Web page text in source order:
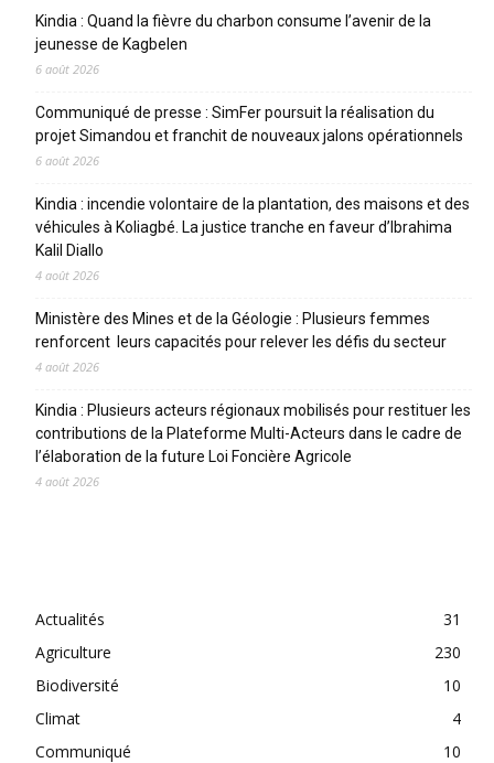
Kindia : Quand la fièvre du charbon consume l’avenir de la
jeunesse de Kagbelen
6 août 2026
Communiqué de presse : SimFer poursuit la réalisation du
projet Simandou et franchit de nouveaux jalons opérationnels
6 août 2026
Kindia : incendie volontaire de la plantation, des maisons et des
véhicules à Koliagbé. La justice tranche en faveur d’Ibrahima
Kalil Diallo
4 août 2026
Ministère des Mines et de la Géologie : Plusieurs femmes
renforcent leurs capacités pour relever les défis du secteur
4 août 2026
Kindia : Plusieurs acteurs régionaux mobilisés pour restituer les
contributions de la Plateforme Multi-Acteurs dans le cadre de
l’élaboration de la future Loi Foncière Agricole
4 août 2026
Actualités
31
Agriculture
230
Biodiversité
10
Climat
4
Communiqué
10